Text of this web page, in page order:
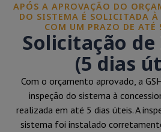
APÓS A APROVAÇÃO DO
DO SISTEMA É SOLICITADA À
COM UM PRAZO DE ATÉ
Solicitação de
(5 dias
Com o orçamento aprovado, a
inspeção do sistema à
realizada em até 5 dias úteis. A
sistema foi instalado